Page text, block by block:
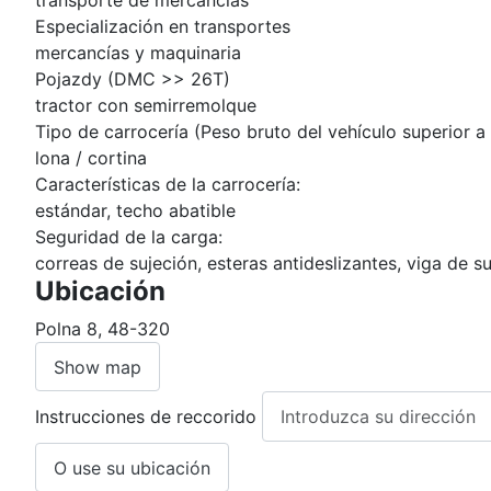
Especialización en transportes
mercancías y maquinaria
Pojazdy (DMC >> 26T)
tractor con semirremolque
Tipo de carrocería (Peso bruto del vehículo superior a
lona / cortina
Características de la carrocería:
estándar, techo abatible
Seguridad de la carga:
correas de sujeción, esteras antideslizantes, viga de
Ubicación
Polna 8, 48-320
Show map
Instrucciones de reccorido
O use su ubicación